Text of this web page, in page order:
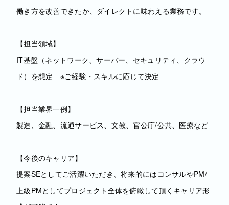
働き方を改善できたか、ダイレクトに味わえる業務です。
【担当領域】
IT基盤（ネットワーク、サーバー、セキュリティ、クラウ
ド）を想定 ※ご経験・スキルに応じて決定
【担当業界一例】
製造、金融、流通サービス、文教、官公庁/公共、医療など
【今後のキャリア】
提案SEとしてご活躍いただき、将来的にはコンサルやPM/
上級PMとしてプロジェクト全体を俯瞰して頂くキャリア形